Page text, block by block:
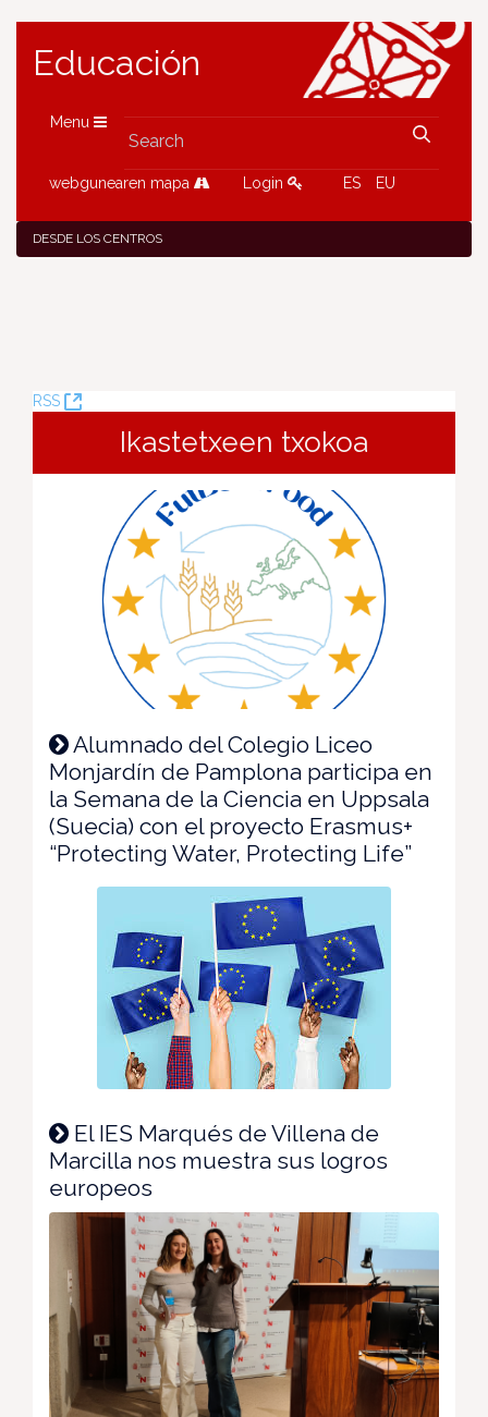
Educación
Menu
webgunearen mapa Login ES EU
DESDE LOS CENTROS
RSS
(Opens
Window)Ikastetxeen txokoa
Alumnado del Colegio Liceo
Monjardín de Pamplona participa en
la Semana de la Ciencia en Uppsala
(Suecia) con el proyecto Erasmus+
“Protecting Water, Protecting Life”
El IES Marqués de Villena de
Marcilla nos muestra sus logros
europeos